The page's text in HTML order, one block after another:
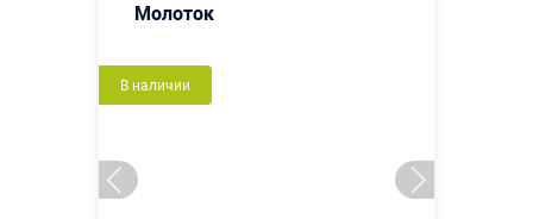
Молоток
В наличии